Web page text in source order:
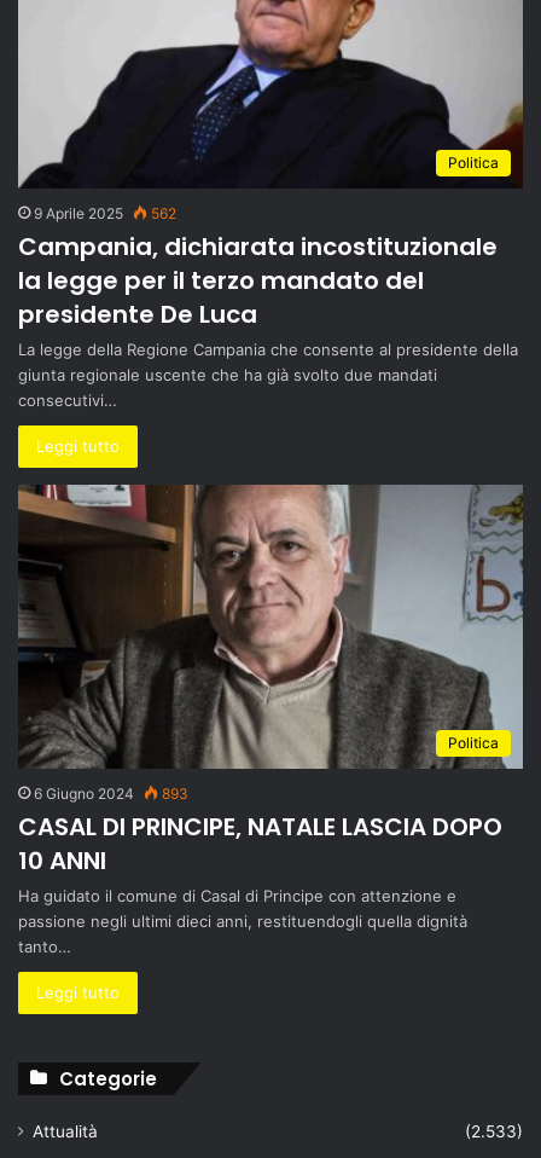
Politica
9 Aprile 2025 562
Campania, dichiarata incostituzionale
la legge per il terzo mandato del
presidente De Luca
La legge della Regione Campania che consente al presidente della
giunta regionale uscente che ha già svolto due mandati
consecutivi…
Leggi tutto
Politica
6 Giugno 2024 893
CASAL DI PRINCIPE, NATALE LASCIA DOPO
10 ANNI
Ha guidato il comune di Casal di Principe con attenzione e
passione negli ultimi dieci anni, restituendogli quella dignità
tanto…
Leggi tutto
Categorie
Attualità
(2.533)